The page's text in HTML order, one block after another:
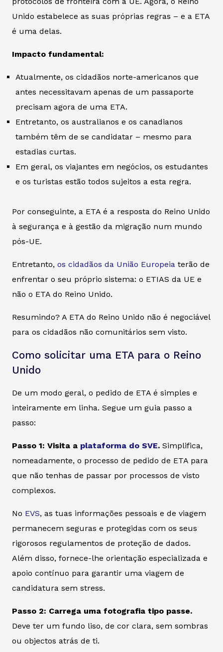
Unido estabelece as suas próprias regras – e a ETA
é uma delas.
Impacto fundamental:
Atualmente, os cidadãos norte-americanos que
antes necessitavam apenas de um passaporte
precisam agora de uma ETA.
Entretanto, os australianos e os canadianos
também têm de se candidatar – mesmo para
estadias curtas.
Em geral, os viajantes em negócios, os estudantes
e os turistas estão todos sujeitos a esta regra.
Por conseguinte, a ETA é a resposta do Reino Unido
à segurança e à gestão da migração num mundo
pós-UE.
Entretanto, os cidadãos da União Europeia terão de
enfrentar o seu próprio sistema: o ETIAS da UE e
não o ETA do Reino Unido.
Resumindo? A ETA do Reino Unido não é negociável
para os cidadãos não comunitários sem visto.
Como solicitar uma ETA para o Reino
Unido
De um modo geral, o pedido de ETA é simples e
inteiramente em linha. Segue um guia passo a
passo:
Passo 1: Visita a plataforma do SVE. Simplifica,
nomeadamente, o processo de pedido de ETA para
que não tenhas de passar por processos de visto
complexos.
No EVS, as tuas informações pessoais e de viagem
permanecem seguras e protegidas com os seus
rigorosos regulamentos de proteção de dados.
Além disso, fornece-lhe orientação especializada e
apoio contínuo para garantir uma viagem de
candidatura sem stress.
Passo 2: Carrega uma fotografia tipo passe.
Deve ter um fundo liso, de cor clara, sem sombras
ou objectos atrás de ti.